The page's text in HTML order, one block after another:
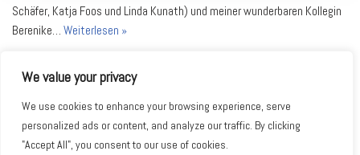
We value your privacy
We use cookies to enhance your browsing experience, serve
personalized ads or content, and analyze our traffic. By clicking
"Accept All", you consent to our use of cookies.
Schäfer, Katja Foos und Linda Kunath) und meiner wunderbaren Kollegin
Berenike… Weiterlesen »